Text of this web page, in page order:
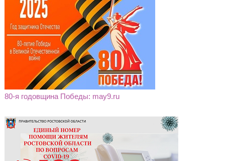
80-я годовщина Победы: may9.ru